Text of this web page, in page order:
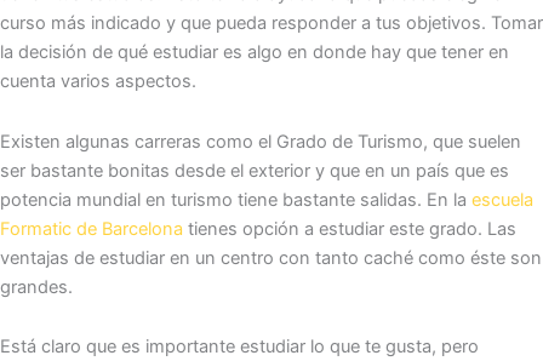
curso más indicado y que pueda responder a tus objetivos. Tomar
la decisión de qué estudiar es algo en donde hay que tener en
cuenta varios aspectos.
Existen algunas carreras como el Grado de Turismo, que suelen
ser bastante bonitas desde el exterior y que en un país que es
potencia mundial en turismo tiene bastante salidas. En la escuela
Formatic de Barcelona tienes opción a estudiar este grado. Las
ventajas de estudiar en un centro con tanto caché como éste son
grandes.
Está claro que es importante estudiar lo que te gusta, pero